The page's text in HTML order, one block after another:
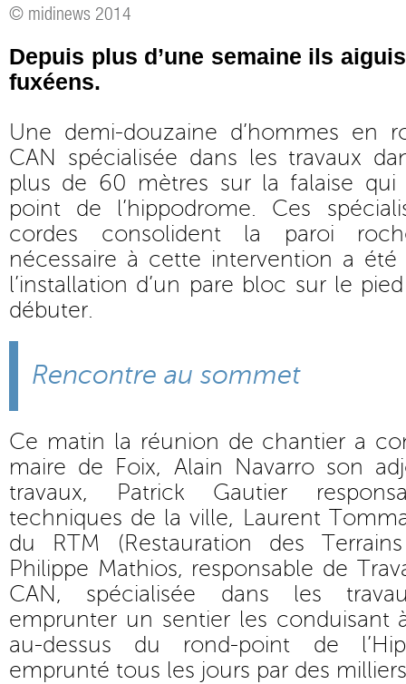
© midinews 2014
Depuis plus d’une semaine ils
fuxéens.
Une demi-douzaine d’hommes en
CAN spécialisée dans les travaux
plus de 60 mètres sur la falaise
point de l’hippodrome. Ces
cordes consolident la paroi
nécessaire à cette intervention a
l’installation d’un pare bloc sur le
débuter.
Rencontre au sommet
Ce matin la réunion de chantier a
maire de Foix, Alain Navarro son
travaux, Patrick Gautier
techniques de la ville, Laurent
du RTM (Restauration des
Philippe Mathios, responsable de
CAN, spécialisée dans les
emprunter un sentier les conduisant
au-dessus du rond-point de
emprunté tous les jours par des